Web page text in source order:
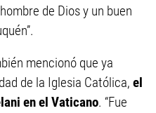
de Dios y un buen
mencionó que ya
de la Iglesia Católica, el
en el Vaticano. “Fue